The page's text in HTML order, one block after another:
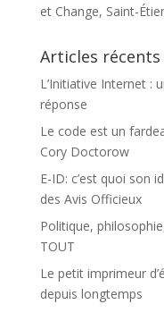
Articles récents
L’Initiative Internet :
réponse
Le code est un
Cory Doctorow
E-ID: c’est quoi son
des Avis Officieux
Politique,
TOUT
Le petit imprimeur
depuis longtemps